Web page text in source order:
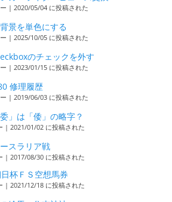
| 2020/05/04 に投稿された
景を単色にする
| 2025/10/05 に投稿された
のチェックを外す
| 2023/01/15 に投稿された
修理履歴
| 2019/06/03 に投稿された
」は「倭」の略字？
| 2021/01/02 に投稿された
スラリア戦
| 2017/08/30 に投稿された
杯ＦＳ空想馬券
| 2021/12/18 に投稿された